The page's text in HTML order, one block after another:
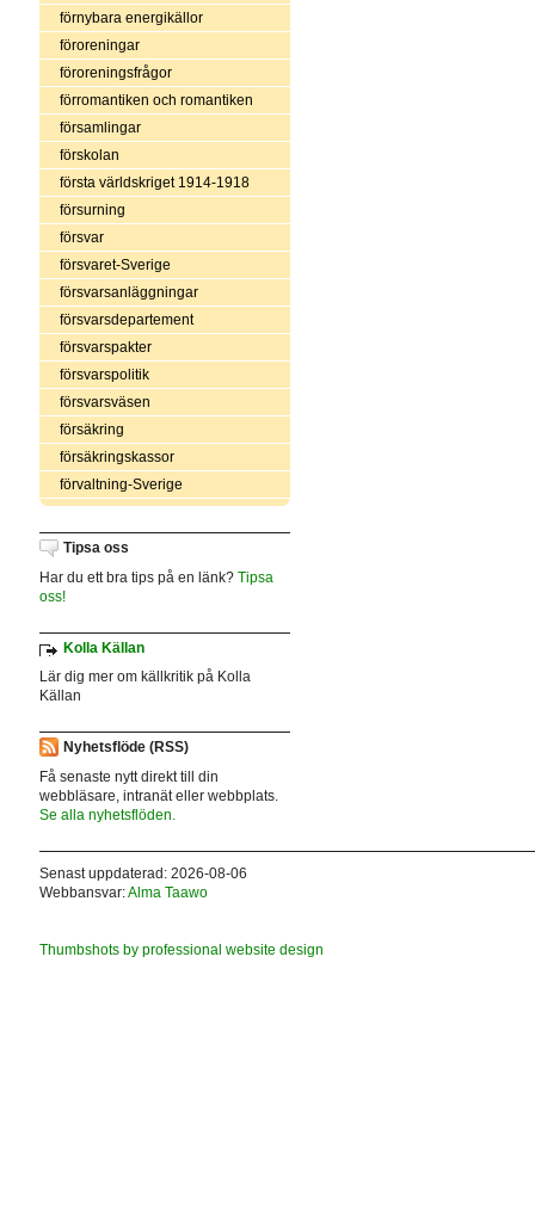
förnybara energikällor
föroreningar
föroreningsfrågor
förromantiken och romantiken
församlingar
förskolan
första världskriget 1914-1918
försurning
försvar
försvaret-Sverige
försvarsanläggningar
försvarsdepartement
försvarspakter
försvarspolitik
försvarsväsen
försäkring
försäkringskassor
förvaltning-Sverige
Tipsa oss
Har du ett bra tips på en länk? Tipsa
oss!
Kolla Källan
Lär dig mer om källkritik på Kolla
Källan
Nyhetsflöde (RSS)
Få senaste nytt direkt till din
webbläsare, intranät eller webbplats.
Se alla nyhetsflöden.
Senast uppdaterad: 2026-08-06
Webbansvar:Alma Taawo
Thumbshots by professional website design